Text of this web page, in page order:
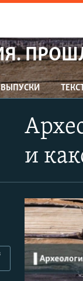
ВЫПУСКИ
и